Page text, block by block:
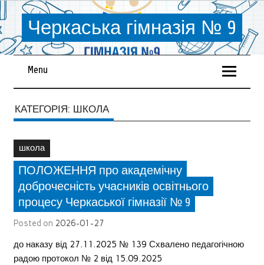
Черкаська гімназія № 9
Menu
КАТЕГОРІЯ: ШКОЛА
школа
ПОЛОЖЕННЯ про академічну
доброчесність учасників освітнього
процесу Черкаської гімназії № 9
Posted on 2026-01-27
до наказу від 27.11.2025 № 139 Схвалено педагогічною
радою протокол № 2 від 15.09.2025